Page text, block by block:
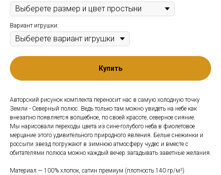
Вариант игрушки:
Купить
Авторский рисунок комплекта переносит нас в самую холодную точку
Земли - Северный полюс. Ведь только там можно увидеть на небе как
внезапно появляется волшебное, по своей красоте, северное сияние.
Мы нарисовали переходы цвета из сине-голубого неба в фиолетовое
мерцание этого удивительного природного явления. Белые снежинки и
россыпи звезд погружают в зимнюю атмосферу чудес и вместе с
обитателями полюса можно каждый вечер загадывать заветные желания.
Материал — 100% хлопок, сатин премиум (плотность 140 гр/м²)